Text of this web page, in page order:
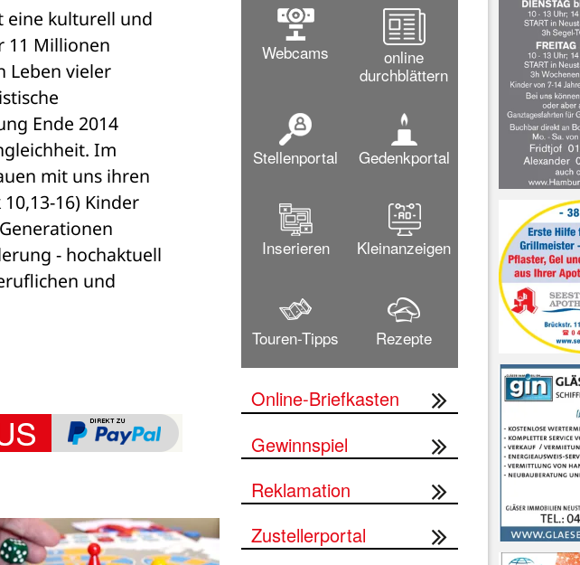
eine kulturell und
11 Millionen
Leben vieler
Ende 2014
Im
mit uns ihren
16) Kinder
- hochaktuell
und
Webcams
online
durchblättern
Stellenportal Gedenkportal
Inserieren Kleinanzeigen
Touren-Tipps Rezepte
Online-Briefkasten
Gewinnspiel
Reklamation
Zustellerportal